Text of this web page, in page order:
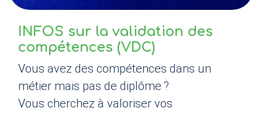
INFOS sur la validation des
compétences (VDC)
Vous avez des compétences dans un
métier mais pas de diplôme ?
Vous cherchez à valoriser vos